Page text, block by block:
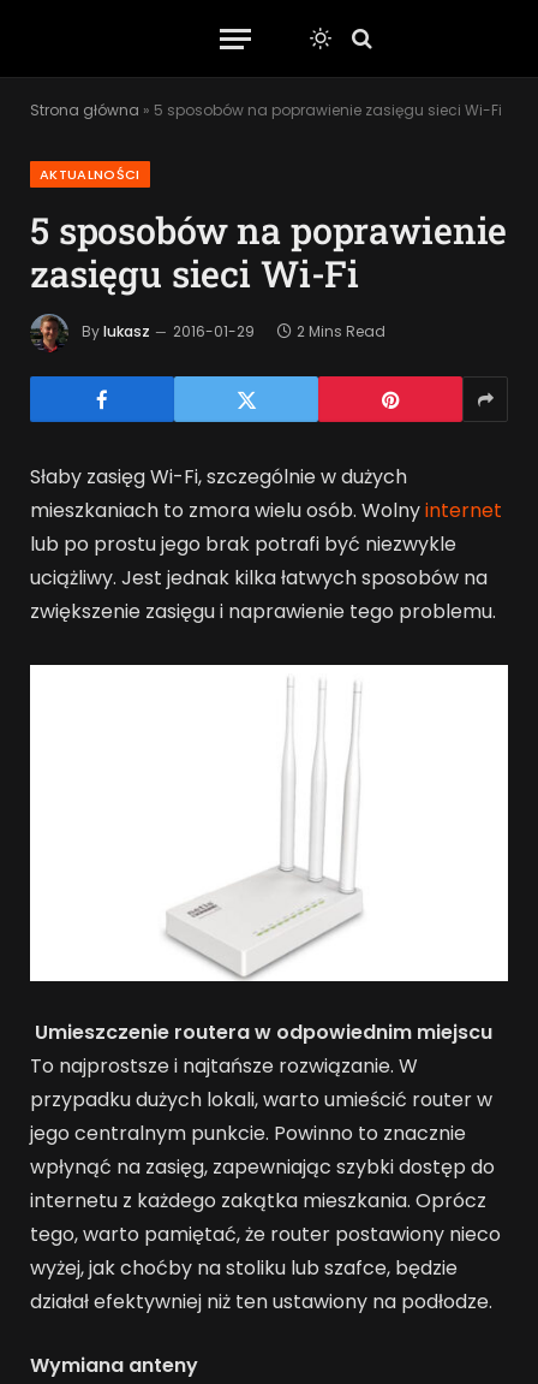
Strona główna » 5 sposobów na poprawienie zasięgu sieci Wi-Fi
AKTUALNOŚCI
5 sposobów na poprawienie
zasięgu sieci Wi-Fi
Bylukasz 2016-01-29 2 Mins Read
Słaby zasięg Wi-Fi, szczególnie w dużych
mieszkaniach to zmora wielu osób. Wolnyinternet
lub po prostu jego brak potrafi być niezwykle
uciążliwy. Jest jednak kilka łatwych sposobów na
zwiększenie zasięgu i naprawienie tego problemu.
Umieszczenie routera w odpowiednim miejscu
To najprostsze i najtańsze rozwiązanie. W
przypadku dużych lokali, warto umieścić router w
jego centralnym punkcie. Powinno to znacznie
wpłynąć na zasięg, zapewniając szybki dostęp do
internetu z każdego zakątka mieszkania. Oprócz
tego, warto pamiętać, że router postawiony nieco
wyżej, jak choćby na stoliku lub szafce, będzie
działał efektywniej niż ten ustawiony na podłodze.
Wymiana anteny